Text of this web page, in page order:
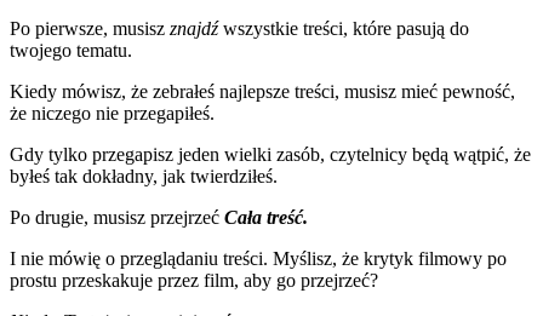
Po pierwsze, musisz znajdźwszystkie treści, które pasują do
twojego tematu.
Kiedy mówisz, że zebrałeś najlepsze treści, musisz mieć pewność,
że niczego nie przegapiłeś.
Gdy tylko przegapisz jeden wielki zasób, czytelnicy będą wątpić, że
byłeś tak dokładny, jak twierdziłeś.
Po drugie, musisz przejrzeć Cała treść.
I nie mówię o przeglądaniu treści. Myślisz, że krytyk filmowy po
prostu przeskakuje przez film, aby go przejrzeć?